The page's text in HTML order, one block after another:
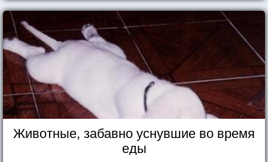
Животные, забавно уснувшие во время
еды